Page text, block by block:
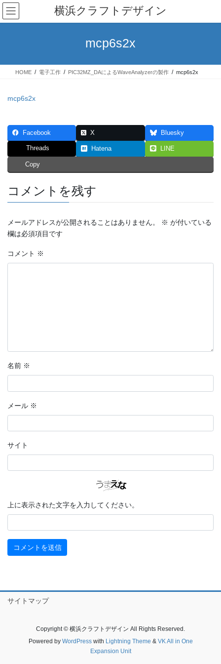
コ
ン
テ
ス
ナ
ビ
ゲ
ン
横浜クラフトデザイン
mcp6s2x
HOME 電子工作 PIC32MZ_DAによるWaveAnalyzerの製作 mcp6s2x
mcp6s2x
Facebook X Bluesky
Threads Hatena LINE
Copy
コメントを残す
メールアドレスが公開されることはありません。 ※ が付いている
欄は必須項目です
コメント ※
名前 ※
メール ※
サイト
上に表示された文字を入力してください。
サイトマップ
Copyright © 横浜クラフトデザイン All Rights Reserved.
Powered by WordPresswith Lightning Theme & VK All in One
Expansion Unit